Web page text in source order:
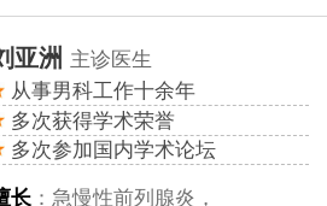
亚洲 主诊医生
从事男科工作十余年
多次获得学术荣誉
多次参加国内学术论坛
长：急慢性前列腺炎，